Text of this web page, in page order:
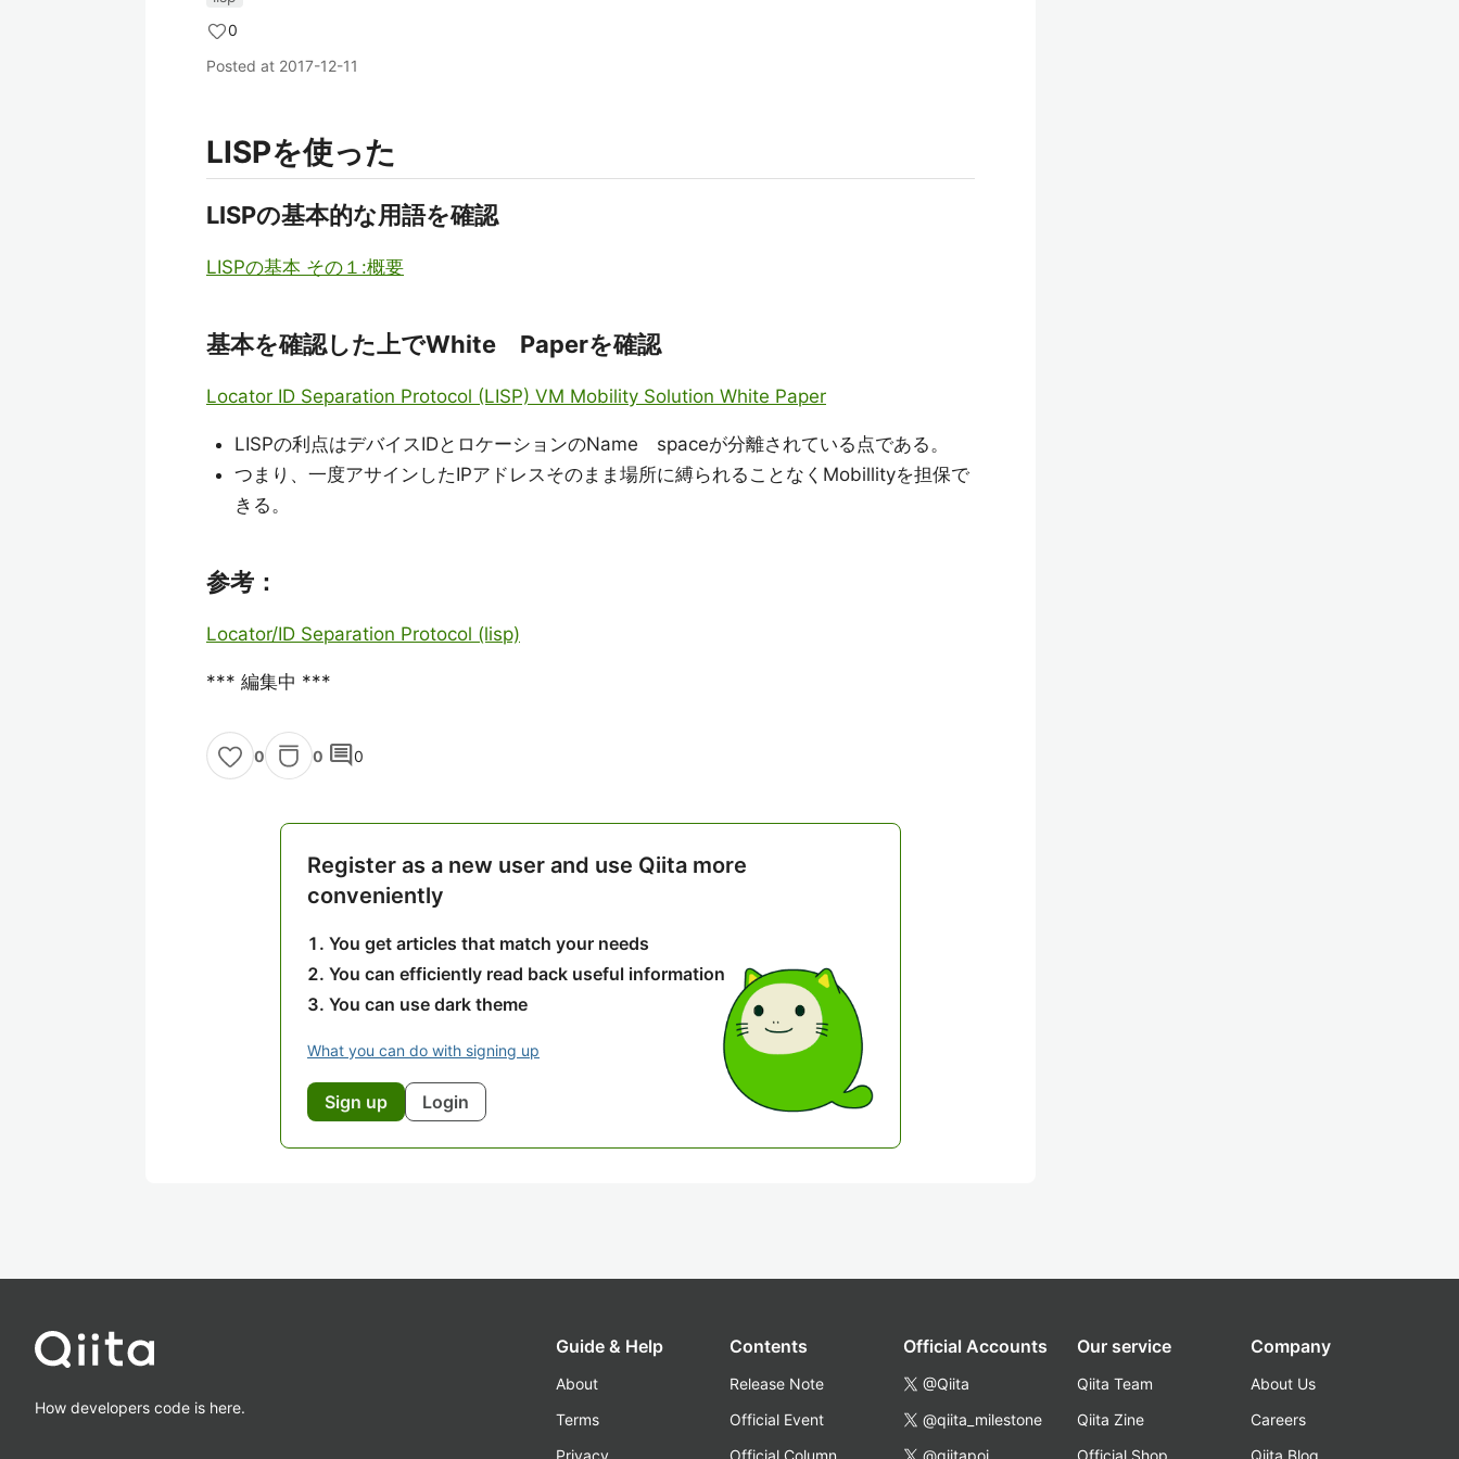
0
Posted at 2017-12-11
LISPを使った
LISPの基本的な用語を確認
LISPの基本 その１:概要
基本を確認した上でWhite Paperを確認
Locator ID Separation Protocol (LISP) VM Mobility Solution White Paper
LISPの利点はデバイスIDとロケーションのName spaceが分離されている点である。
つまり、一度アサインしたIPアドレスそのまま場所に縛られることなくMobillityを担保で
きる。
参考：
Locator/ID Separation Protocol (lisp)
*** 編集中 ***
0 0 comment0
Register as a new user and use Qiita more
conveniently
You get articles that match your needs
You can efficiently read back useful information
You can use dark theme
What you can do with signing up
Sign up Login
How developers code is here.
Guide & Help
About
Terms
Privacy
Contents
Release Note
Official Event
Official Column
Official Accounts
@Qiita
@qiita_milestone
@qiitapoi
Our service
Qiita Team
Qiita Zine
Official Shop
Company
About Us
Careers
Qiita Blog